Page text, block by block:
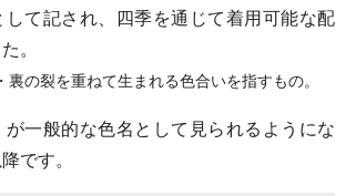
して記され、四季を通じて着用可能な配
。
の裂を重ねて生まれる色合いを指すもの。
一般的な色名として見られるようにな
です。